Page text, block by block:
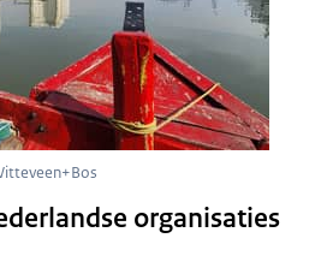
organisaties